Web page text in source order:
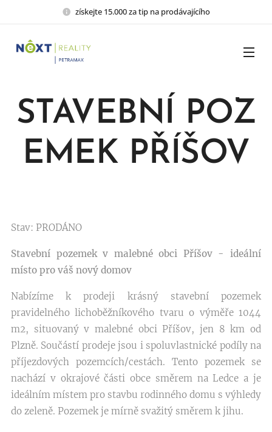
získejte 15.000 za tip na prodávajícího
STAVEBNÍ POZ
EMEK PŘÍŠOV
Stav: PRODÁNO
Stavební pozemek v malebné obci Příšov - ideální
místo pro váš nový domov
Nabízíme k prodeji krásný stavební pozemek
pravidelného lichoběžníkového tvaru o výměře 1044
m2, situovaný v malebné obci Příšov, jen 8 km od
Plzně. Součástí prodeje jsou i spoluvlastnické podíly na
příjezdových pozemcích/cestách. Tento pozemek se
nachází v okrajové části obce směrem na Ledce a je
ideálním místem pro stavbu rodinného domu s výhledy
do zeleně. Pozemek je mírně svažitý směrem k jihu.